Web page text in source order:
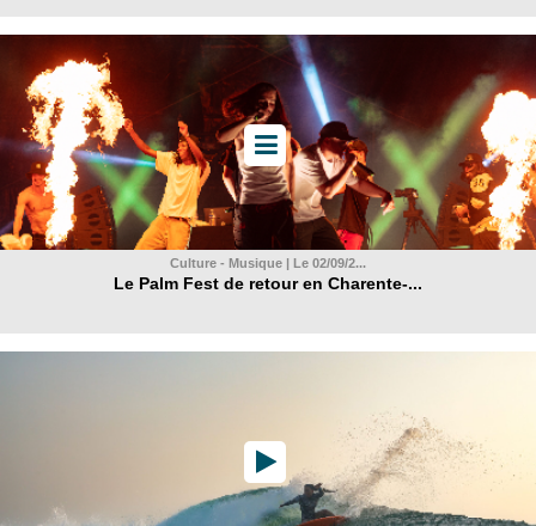
Culture - Musique | Le 02/09/2...
Le Palm Fest de retour en Charente-...